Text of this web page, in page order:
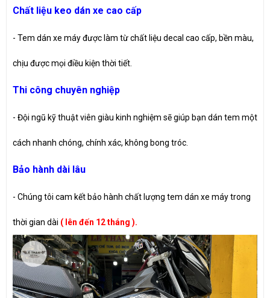
Chất liệu keo dán xe cao cấp
- Tem dán xe máy được làm từ chất liệu decal cao cấp, bền màu,
chịu được mọi điều kiện thời tiết.
Thi công chuyên nghiệp
- Đội ngũ kỹ thuật viên giàu kinh nghiệm sẽ giúp bạn dán tem một
cách nhanh chóng, chính xác, không bong tróc.
Bảo hành dài lâu
- Chúng tôi cam kết bảo hành chất lượng tem dán xe máy trong
thời gian dài ( lên đến 12 tháng ).